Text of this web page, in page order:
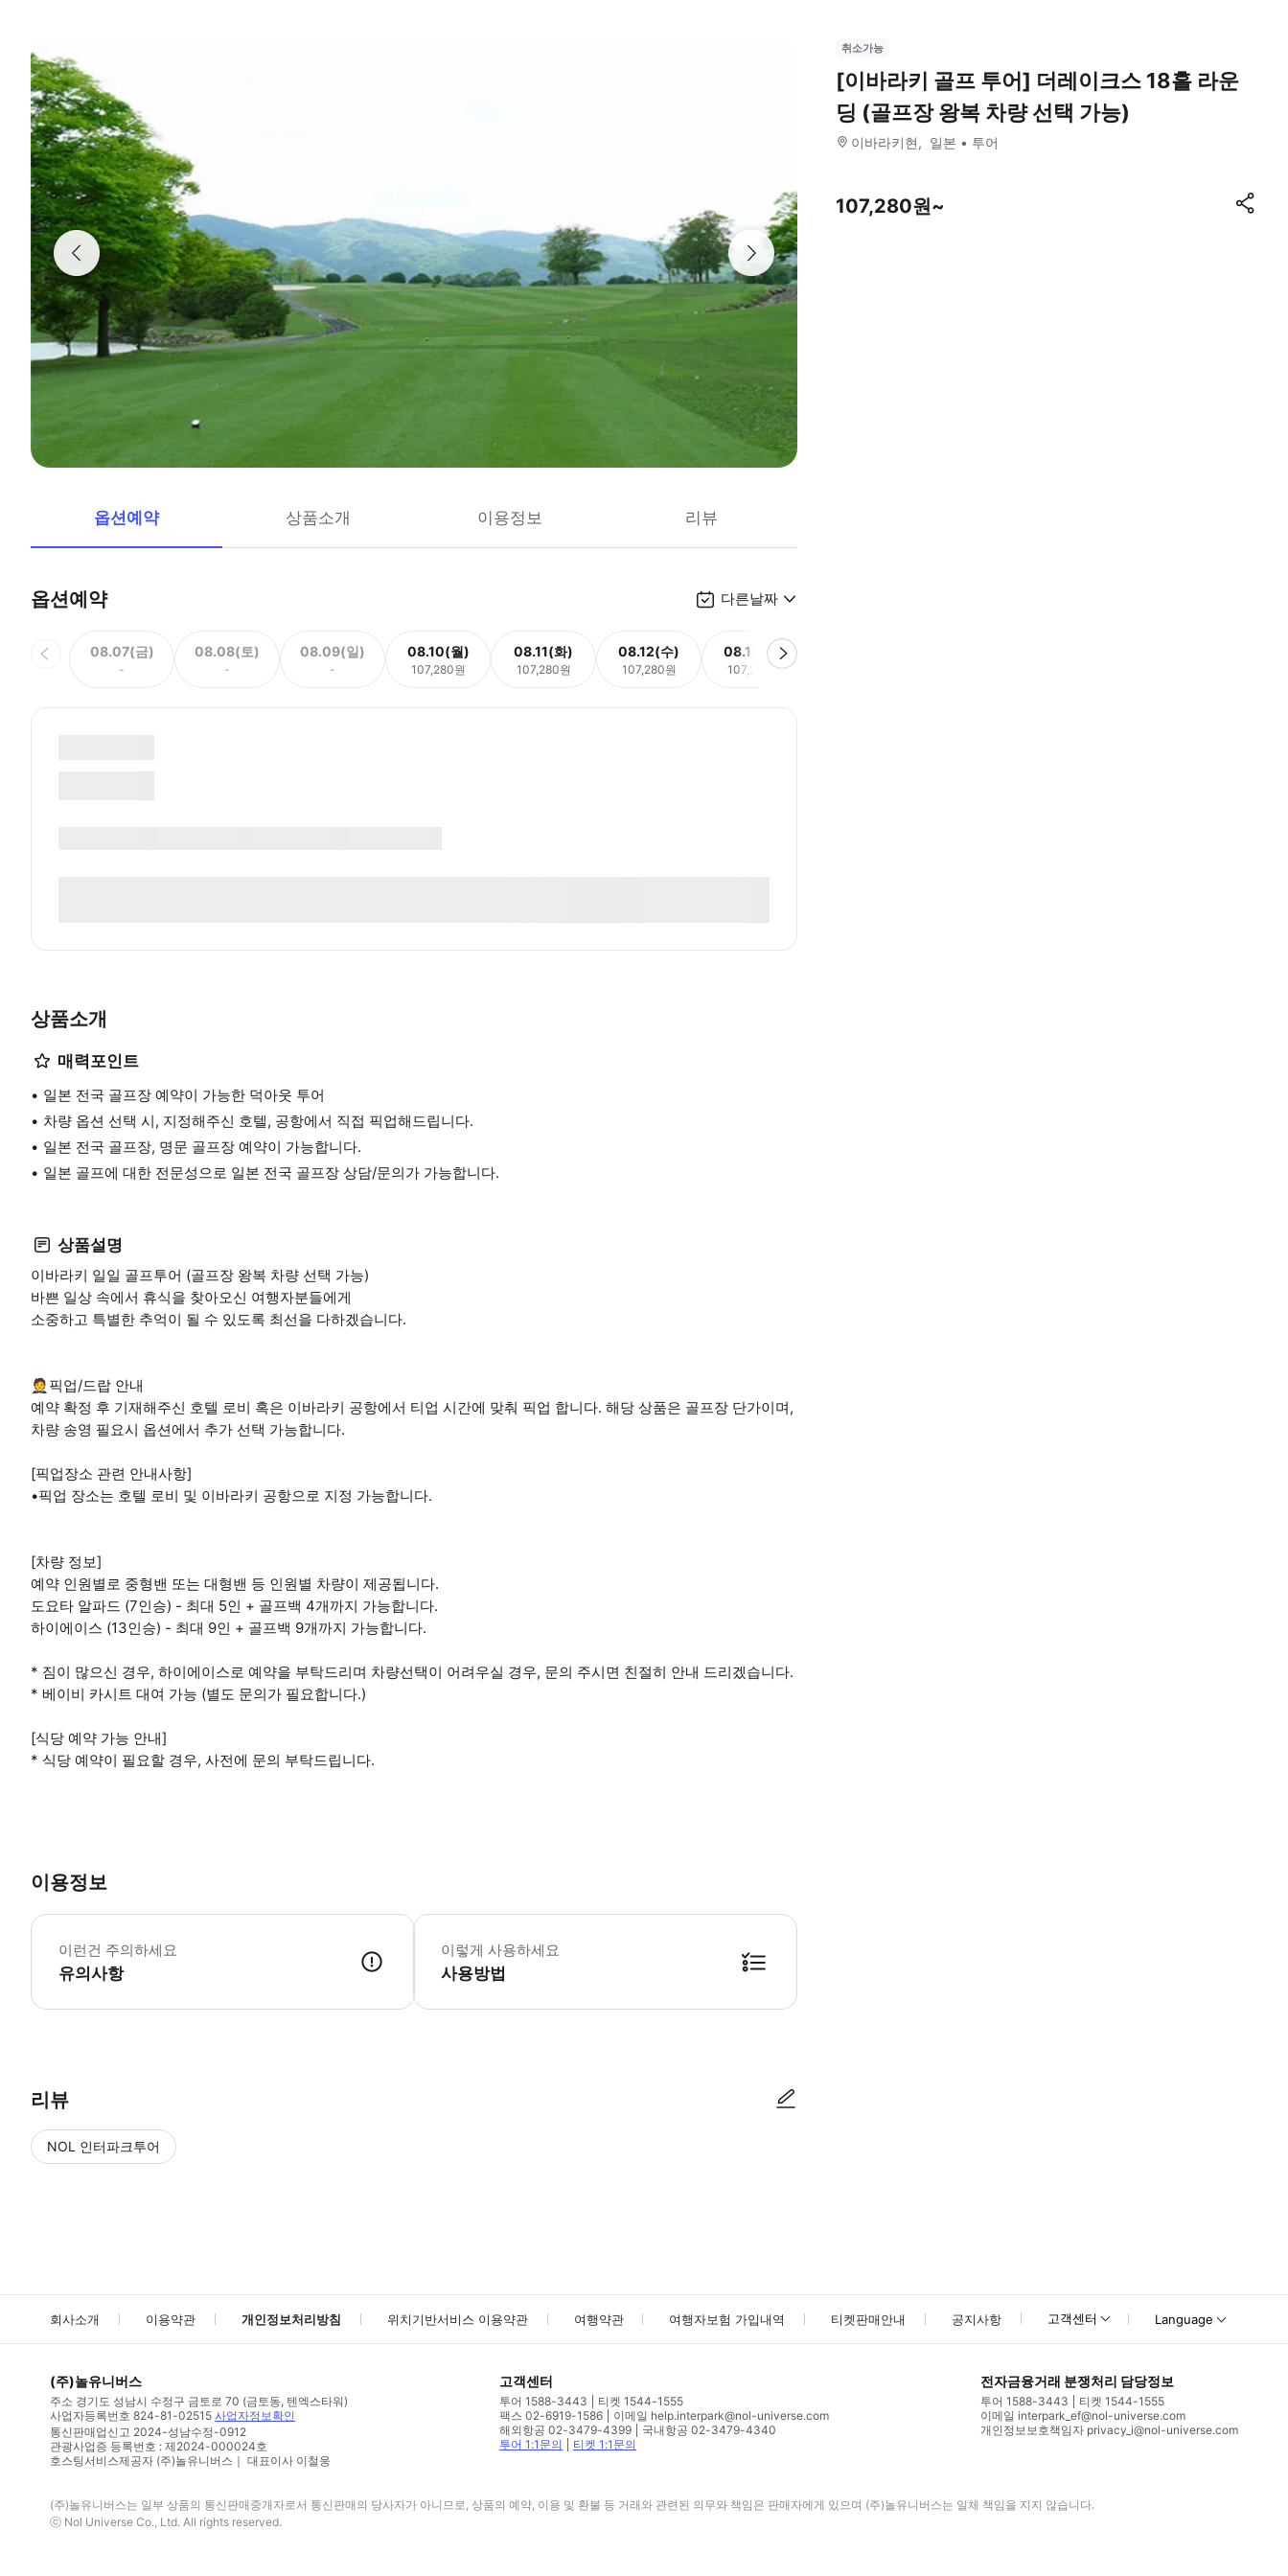
옵션예약 상품소개 이용정보 리뷰
옵션예약 다른날짜
08.07(금)
-
08.08(토)
-
08.09(일)
-
08.10(월)
107,280원
08.11(화)
107,280원
08.12(수)
107,280원
08.13(목)
107,280원
상품소개
매력포인트
일본 전국 골프장 예약이 가능한 덕아웃 투어
차량 옵션 선택 시, 지정해주신 호텔, 공항에서 직접 픽업해드립니다.
일본 전국 골프장, 명문 골프장 예약이 가능합니다.
일본 골프에 대한 전문성으로 일본 전국 골프장 상담/문의가 가능합니다.
상품설명
이바라키 일일 골프투어 (골프장 왕복 차량 선택 가능)
바쁜 일상 속에서 휴식을 찾아오신 여행자분들에게
소중하고 특별한 추억이 될 수 있도록 최선을 다하겠습니다.
🤵픽업/드랍 안내
예약 확정 후 기재해주신 호텔 로비 혹은 이바라키 공항에서 티업 시간에 맞춰 픽업 합니다. 해당 상품은 골프장 단가이며,
차량 송영 필요시 옵션에서 추가 선택 가능합니다.
[픽업장소 관련 안내사항]
•픽업 장소는 호텔 로비 및 이바라키 공항으로 지정 가능합니다.
[차량 정보]
예약 인원별로 중형밴 또는 대형밴 등 인원별 차량이 제공됩니다.
도요타 알파드 (7인승) - 최대 5인 + 골프백 4개까지 가능합니다.
하이에이스 (13인승) - 최대 9인 + 골프백 9개까지 가능합니다.
* 짐이 많으신 경우, 하이에이스로 예약을 부탁드리며 차량선택이 어려우실 경우, 문의 주시면 친절히 안내 드리겠습니다.
* 베이비 카시트 대여 가능 (별도 문의가 필요합니다.)
[식당 예약 가능 안내]
* 식당 예약이 필요할 경우, 사전에 문의 부탁드립니다.
이용정보
이런건 주의하세요
유의사항
🤵픽업/드랍 안내 예약 확정 후 기재해주신 호텔 로비 혹은 이바라키 공항에서 티업 시간에 맞춰 픽업 합니다. 해당 상품은 골프장 단가이며, 차량 송영 필
이렇게 사용하세요
사용방법
리뷰
NOL 인터파크투어
취소가능
[이바라키 골프 투어] 더레이크스 18홀 라운
딩 (골프장 왕복 차량 선택 가능)
이바라키현 일본 투어
107,280원~
회사소개 이용약관 개인정보처리방침 위치기반서비스 이용약관 여행약관 여행자보험 가입내역 티켓판매안내 공지사항 고객센터 Language
(주)놀유니버스
주소 경기도 성남시 수정구 금토로 70 (금토동, 텐엑스타워)
사업자등록번호 824-81-02515 사업자정보확인
통신판매업신고 2024-성남수정-0912
관광사업증 등록번호 : 제2024-000024호
호스팅서비스제공자 (주)놀유니버스｜ 대표이사 이철웅
고객센터
투어 1588-3443
티켓 1544-1555
팩스 02-6919-1586
이메일 help.interpark@nol-universe.com
해외항공 02-3479-4399
국내항공 02-3479-4340
투어 1:1문의
티켓 1:1문의
전자금융거래 분쟁처리 담당정보
투어 1588-3443
티켓 1544-1555
이메일 interpark_ef@nol-universe.com
개인정보보호책임자 privacy_i@nol-universe.com
(주)놀유니버스는 일부 상품의 통신판매중개자로서 통신판매의 당사자가 아니므로, 상품의 예약, 이용 및 환불 등 거래와 관련된 의무와 책임은 판매자에게 있으며 (주)놀유니버스는 일체 책임을 지지 않습니다.
ⓒ Nol Universe Co., Ltd. All rights reserved.